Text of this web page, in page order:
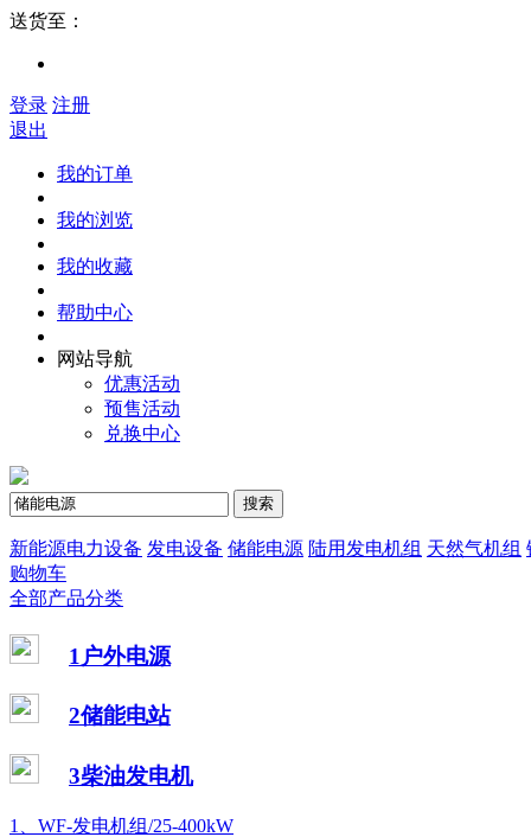
送货至：
登录 注册
退出
我的订单
我的浏览
我的收藏
帮助中心
网站导航
优惠活动
预售活动
兑换中心
搜索
新能源电力设备 发电设备 储能电源 陆用发电机组 天然气机组
购物车
全部产品分类
1户外电源
2储能电站
3柴油发电机
1、WF-发电机组/25-400kW